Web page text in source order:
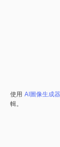
使用 AI圖像生成器
輯。